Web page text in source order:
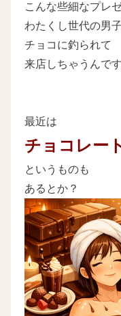
こんな些細なプレ
わたくし世代の男
チョコに釣られて
来店しちゃうんで
最近は
チョコレー
というものも
あるとか？